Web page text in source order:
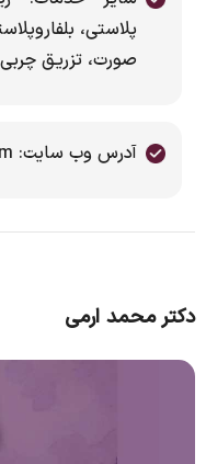
پلاستی،
صورت، تزریـق
آدرس وب سایت: www.dr-ghani.com
دکتر محمد ارمی